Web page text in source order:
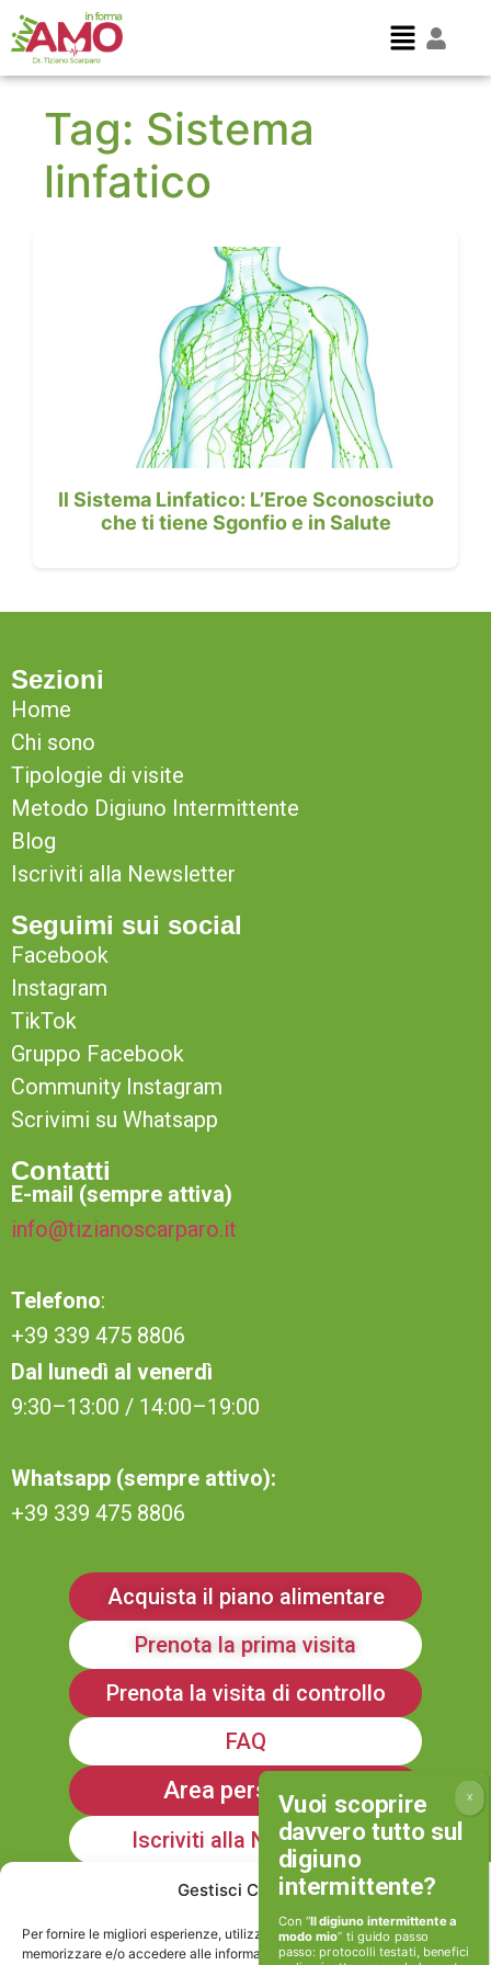
Gestisci Consenso
Per fornire le migliori esperienze, utilizziamo tecnologie come i cookie per
memorizzare e/o accedere alle informazioni del dispositivo. Il consenso a
Tag: Sistema
linfatico
Il Sistema Linfatico: L’Eroe Sconosciuto
che ti tiene Sgonfio e in Salute
Sezioni
Home
Chi sono
Tipologie di visite
Metodo Digiuno Intermittente
Blog
Iscriviti alla Newsletter
Seguimi sui social
Facebook
Instagram
TikTok
Gruppo Facebook
Community Instagram
Scrivimi su Whatsapp
Contatti
E-mail (sempre attiva)
info@tizianoscarparo.it
Telefono:
+39 339 475 8806
Dal lunedì al venerdì
9:30–13:00 / 14:00–19:00
Whatsapp (sempre attivo):
+39 339 475 8806
Acquista il piano alimentare
Prenota la prima visita
Prenota la visita di controllo
FAQ
Area personale
Iscriviti alla Newsletter
Informativa sulla Privacy Con “Il digiuno intermittente a
modo mio” ti guido passo
passo: protocolli testati, benefici